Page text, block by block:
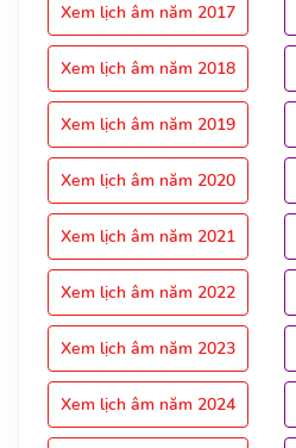
Xem lịch âm năm 2017
Xem lịch âm năm 2018
Xem lịch âm năm 2019
Xem lịch âm năm 2020
Xem lịch âm năm 2021
Xem lịch âm năm 2022
Xem lịch âm năm 2023
Xem lịch âm năm 2024